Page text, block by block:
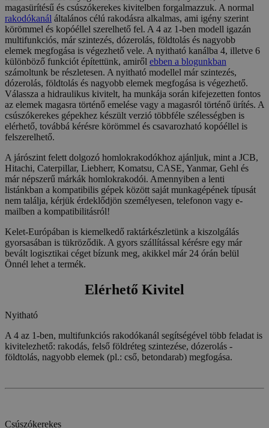
magasürítésű és csúszókerekes kivitelben forgalmazzuk. A normal
rakodókanál általános célú rakodásra alkalmas, ami igény szerint
körömmel és kopóéllel szerelhető fel. A 4 az 1-ben modell igazán
multifunkciós, már szintezés, dózerolás, földtolás és nagyobb
elemek megfogása is végezhető vele. A nyitható kanálba 4, illetve 6
különböző funkciót építettünk, amiről ebben a blogunkban
számoltunk be részletesen. A nyitható modellel már szintezés,
dózerolás, földtolás és nagyobb elemek megfogása is végezhető.
Válassza a hidraulikus kivitelt, ha munkája során kifejezetten fontos
az elemek magasra történő emelése vagy a magasról történő ürítés. A
csúszókerekes gépekhez készült verzió többféle szélességben is
elérhető, továbbá kérésre körömmel és csavarozható kopóéllel is
felszerelhető.
A járószint felett dolgozó homlokrakodókhoz ajánljuk, mint a JCB,
Hitachi, Caterpillar, Liebherr, Komatsu, CASE, Yanmar, Gehl és
már népszerű márkák homlokrakodói. Amennyiben a lenti
listánkban a kompatibilis gépek között saját munkagépének típusát
nem találja, kérjük érdeklődjön személyesen, telefonon vagy e-
mailben a kompatibilitásról!
Kelet-Európában is kiemelkedő raktárkészletünk a kiszolgálás
gyorsasában is tükröződik. A gyors szállítással kérésre egy már
bevált logisztikai céget bízunk meg, akikkel már 24 órán belül
Önnél lehet a termék.
Elérhető Kivitel
Nyitható
A 4 az 1-ben, multifunkciós rakodókanál segítségével több feladat is
kivitelezhető: rakodás, felső földréteg szintezése, dózerolás -
földtolás, nagyobb elemek (pl.: cső, betondarab) megfogása.
Csúszókerekes